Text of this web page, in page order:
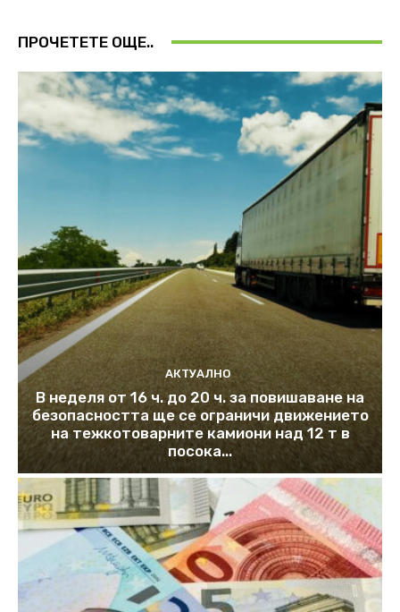
ПРОЧЕТЕТЕ ОЩЕ..
АКТУАЛНО
В неделя от 16 ч. до 20 ч. за повишаване на
безопасността ще се ограничи движението
на тежкотоварните камиони над 12 т в
посока...